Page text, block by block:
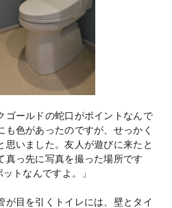
ゴールドの蛇口がポイントなんで
色があったのですが、せっかく
思いました。友人が遊びに来たと
真っ先に写真を撮った場所です
ットなんですよ。」
が目を引くトイレには、壁とタイ